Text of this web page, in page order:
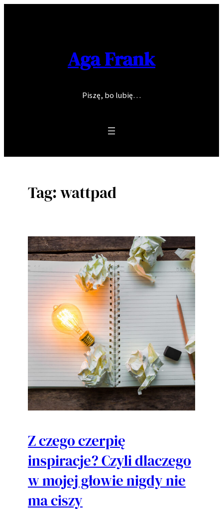
Aga Frank
Piszę, bo lubię…
Tag:wattpad
Z czego czerpię
inspiracje? Czyli dlaczego
w mojej głowie nigdy nie
ma ciszy